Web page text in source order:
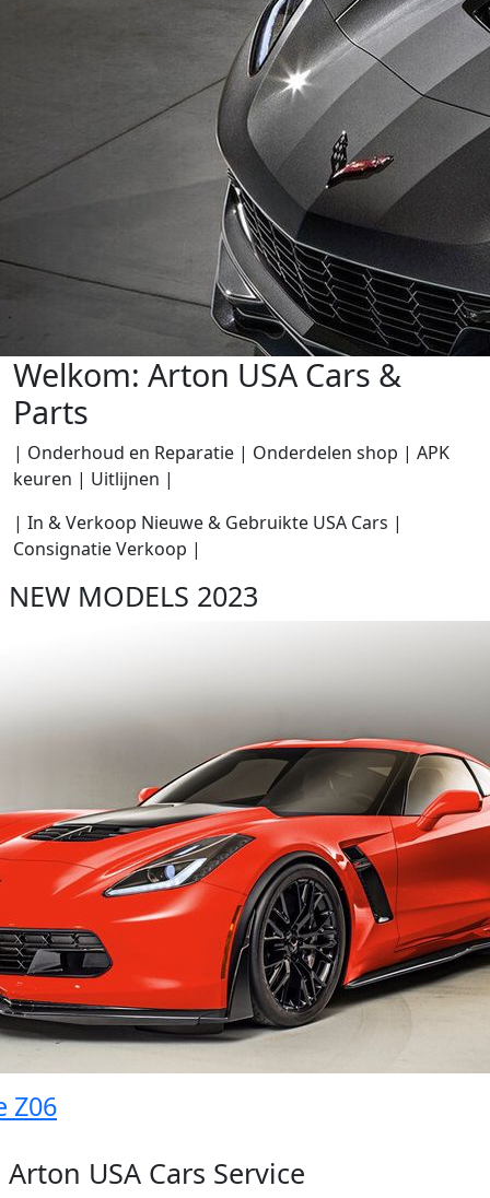
Welkom: Arton USA Cars &
Parts
| Onderhoud en Reparatie | Onderdelen shop | APK
keuren | Uitlijnen |
| In & Verkoop Nieuwe & Gebruikte USA Cars |
Consignatie Verkoop |
NEW MODELS 2023
Z06
Arton USA Cars Service